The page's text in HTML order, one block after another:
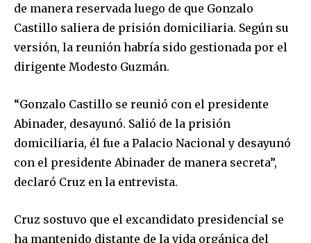
de manera reservada luego de que Gonzalo
Castillo saliera de prisión domiciliaria. Según su
versión, la reunión habría sido gestionada por el
dirigente Modesto Guzmán.
“Gonzalo Castillo se reunió con el presidente
Abinader, desayunó. Salió de la prisión
domiciliaria, él fue a Palacio Nacional y desayunó
con el presidente Abinader de manera secreta”,
declaró Cruz en la entrevista.
Cruz sostuvo que el excandidato presidencial se
ha mantenido distante de la vida orgánica del